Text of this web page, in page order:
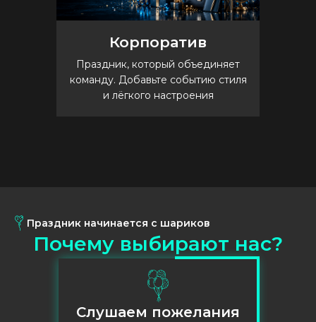
Корпоратив
Праздник, который объединяет
команду. Добавьте событию стиля
и лёгкого настроения
Праздник начинается с шариков
Почему выбирают нас?
Слушаем пожелания